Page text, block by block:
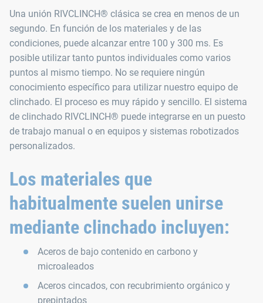
Una unión RIVCLINCH® clásica se crea en menos de un
segundo. En función de los materiales y de las
condiciones, puede alcanzar entre 100 y 300 ms. Es
posible utilizar tanto puntos individuales como varios
puntos al mismo tiempo. No se requiere ningún
conocimiento específico para utilizar nuestro equipo de
clinchado. El proceso es muy rápido y sencillo. El sistema
de clinchado RIVCLINCH® puede integrarse en un puesto
de trabajo manual o en equipos y sistemas robotizados
personalizados.
Los materiales que
habitualmente suelen unirse
mediante clinchado incluyen:
Aceros de bajo contenido en carbono y
microaleados
Aceros cincados, con recubrimiento orgánico y
prepintados